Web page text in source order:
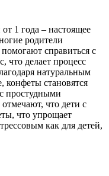
1 года – настоящее
родители
справиться с
что делает процесс
натуральным
конфеты становятся
простудными
что дети с
что упрощает
как для детей,